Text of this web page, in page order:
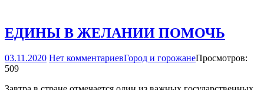
ЕДИНЫ В ЖЕЛАНИИ ПОМОЧЬ
03.11.2020 Нет комментариевГород и горожанеПросмотров:
509